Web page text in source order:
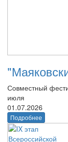
Совместный
июля
01.07.2026
Подробнее